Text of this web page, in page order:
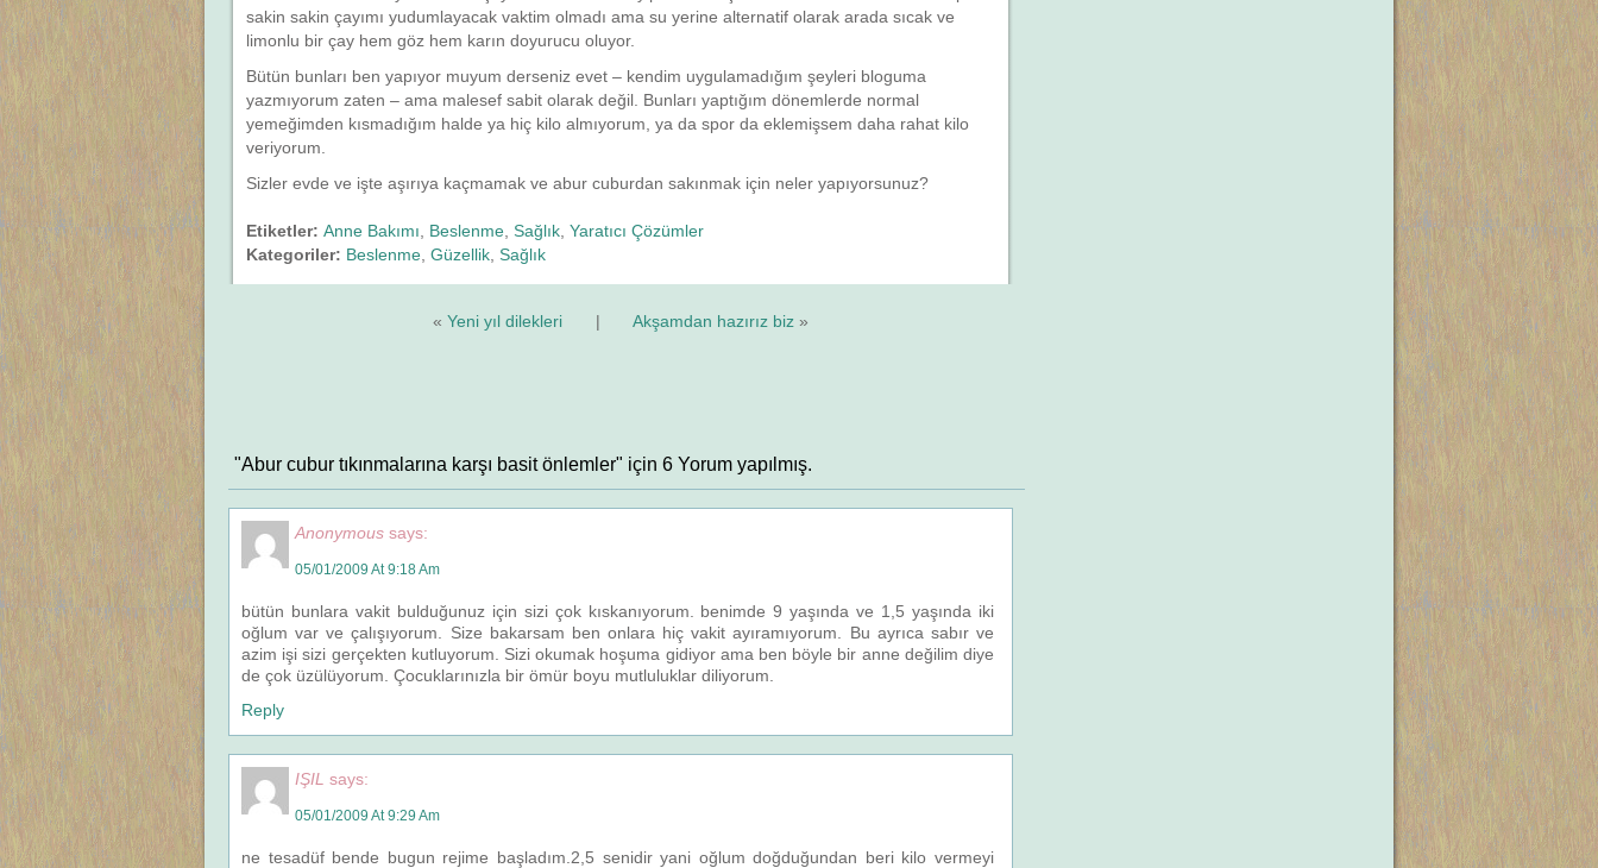
sakin sakin çayımı yudumlayacak vaktim olmadı ama su yerine alternatif olarak arada sıcak ve
limonlu bir çay hem göz hem karın doyurucu oluyor.
Bütün bunları ben yapıyor muyum derseniz evet – kendim uygulamadığım şeyleri bloguma
yazmıyorum zaten – ama malesef sabit olarak değil. Bunları yaptığım dönemlerde normal
yemeğimden kısmadığım halde ya hiç kilo almıyorum, ya da spor da eklemişsem daha rahat kilo
veriyorum.
Sizler evde ve işte aşırıya kaçmamak ve abur cuburdan sakınmak için neler yapıyorsunuz?
Etiketler: Anne Bakımı Beslenme Sağlık Yaratıcı Çözümler
Kategoriler: Beslenme Güzellik Sağlık
« Yeni yıl dilekleri | Akşamdan hazırız biz »
"Abur cubur tıkınmalarına karşı basit önlemler" için 6 Yorum yapılmış.
Anonymous says:
05/01/2009 At 9:18 Am
bütün bunlara vakit bulduğunuz için sizi çok kıskanıyorum. benimde 9 yaşında ve 1,5 yaşında iki
oğlum var ve çalışıyorum. Size bakarsam ben onlara hiç vakit ayıramıyorum. Bu ayrıca sabır ve
azim işi sizi gerçekten kutluyorum. Sizi okumak hoşuma gidiyor ama ben böyle bir anne değilim diye
de çok üzülüyorum. Çocuklarınızla bir ömür boyu mutluluklar diliyorum.
Reply
IŞIL says:
05/01/2009 At 9:29 Am
ne tesadüf bende bugun rejime başladım.2,5 senidir yani oğlum doğduğundan beri kilo vermeyi